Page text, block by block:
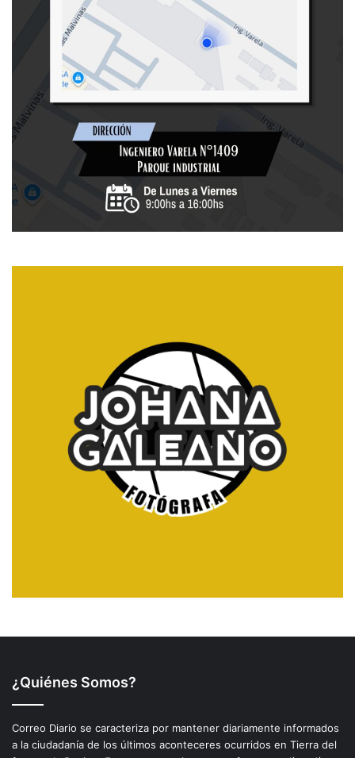
¿Quiénes Somos?
Correo Diario se caracteriza por mantener diariamente informados
a la ciudadanía de los últimos aconteceres ocurridos en Tierra del